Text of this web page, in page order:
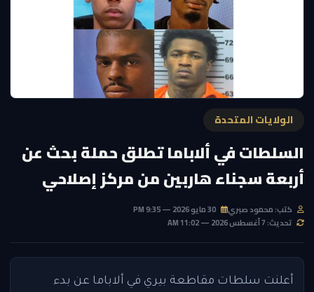
الولايات المتحدة
السلطات في ألاباما تطلق حملة بحث عن
أربعة سجناء هاربين من مركز إصلاحي
كتب: محمود صبري
تحديث: 7 أغسطس 2026 — 11:02 AM
أعلنت سلطات مقاطعة بيري في ألاباما عن بدء